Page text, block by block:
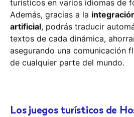
turísticos en varios idiomas de
Además, gracias a la
artificial, podrás traducir
textos de cada dinámica,
asegurando una comunicación
de cualquier parte del mundo.
Los juegos turísticos de